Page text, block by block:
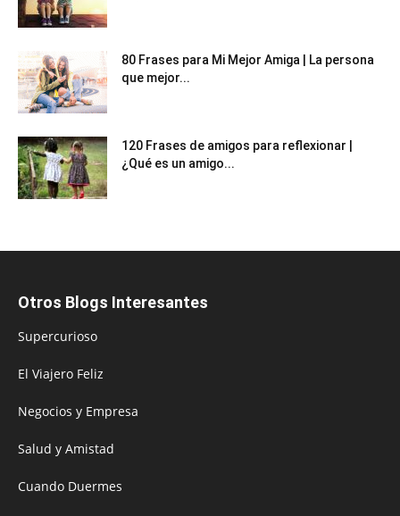
80 Frases para Mi Mejor Amiga | La persona
que mejor...
120 Frases de amigos para reflexionar |
¿Qué es un amigo...
Otros Blogs Interesantes
Supercurioso
El Viajero Feliz
Negocios y Empresa
Salud y Amistad
Cuando Duermes